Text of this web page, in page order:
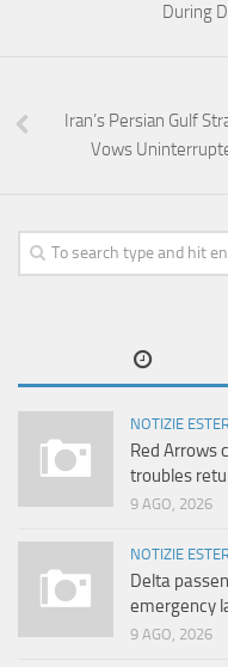
During
Iran’s Persian Gulf
Vows
NOTIZIE
Red Arrows
troubles
9 AGO, 2026
NOTIZIE
Delta
emergency
9 AGO, 2026